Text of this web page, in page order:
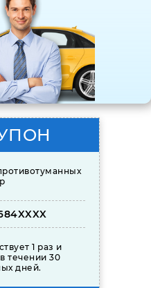
1 раз и
течении 30
дней.